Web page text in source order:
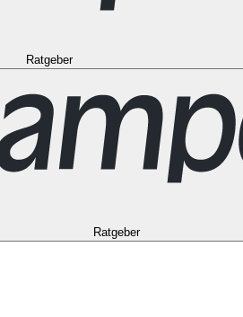
Ratgeber
Ratgeber
Alle Ziele in den USALas Vegas Los
in Frankreich Korsika Lyon
Bergen Oslo Alle Reiseziele in Spanien
Brisbane Cairns Melbourne Perth